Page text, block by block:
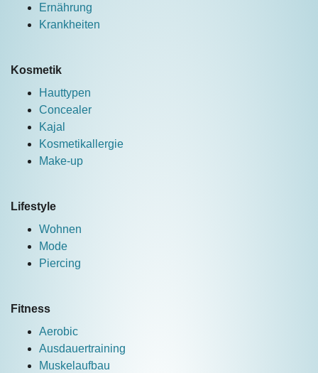
Ernährung
Krankheiten
Kosmetik
Hauttypen
Concealer
Kajal
Kosmetikallergie
Make-up
Lifestyle
Wohnen
Mode
Piercing
Fitness
Aerobic
Ausdauertraining
Muskelaufbau